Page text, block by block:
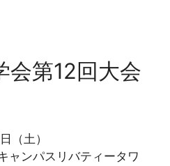
会第12回大会
（土）
ャンパスリバティータワ